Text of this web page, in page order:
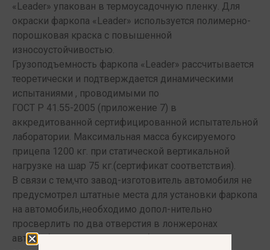
«Leader» упакован в термоусадочную пленку. Для
окраски фаркопа «Leader» используется полимерно-
порошковая краска с повышенной
износоустойчивостью.
Грузоподъемность фаркопа «Leader» рассчитывается
теоретически и подтверждается динамическими
испытаниями , проводимыми по
ГОСТ Р 41.55-2005 (приложение 7) в
аккредитованной сертифицированной испытательной
лаборатории. Максимальная масса буксируемого
прицепа 1200 кг. при статической вертикальной
нагрузке на шар 75 кг.(сертификат соответствия).
В связи с тем,что завод-изготовитель автомобиля не
предусмотрел штатные места для установки фаркопа
на автомобиль,необходимо допол-нительно
просверлить по два отверстия в лонжеронах
автомобиля, и закрепить его болтовыми